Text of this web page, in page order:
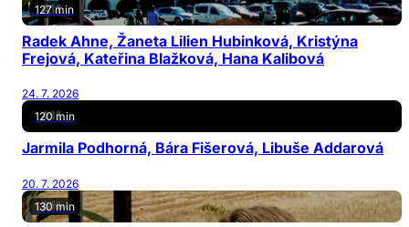
127 min
Radek Ahne, Žaneta Lilien Hubinková, Kristýna
Frejová, Kateřina Blažková, Hana Kalibová
24. 7. 2026
120 min
Jarmila Podhorná, Bára Fišerová, Libuše Addarová
20. 7. 2026
130 min